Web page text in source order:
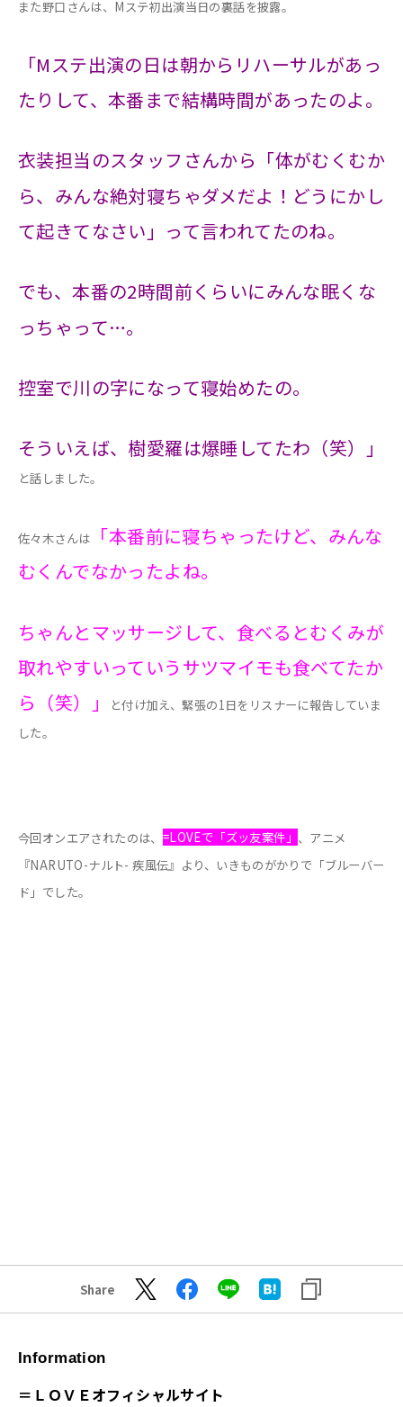
また野口さんは、Mステ初出演当日の裏話を披露。
「Mステ出演の日は朝からリハーサルがあっ
たりして、本番まで結構時間があったのよ。
衣装担当のスタッフさんから「体がむくむか
ら、みんな絶対寝ちゃダメだよ！どうにかし
て起きてなさい」って言われてたのね。
でも、本番の2時間前くらいにみんな眠くな
っちゃって…。
控室で川の字になって寝始めたの。
そういえば、樹愛羅は爆睡してたわ（笑）」
と話しました。
佐々木さんは
「本番前に寝ちゃったけど、みんな
むくんでなかったよね。
ちゃんとマッサージして、食べるとむくみが
取れやすいっていうサツマイモも食べてたか
ら（笑）」
と付け加え、緊張の1日をリスナーに報告していま
した。
今回オンエアされたのは、 =LOVEで「ズッ友案件」 、アニメ
『NARUTO-ナルト- 疾風伝』より、いきものがかりで「ブルーバー
ド」でした。
Share
Information
＝ＬＯＶＥオフィシャルサイト